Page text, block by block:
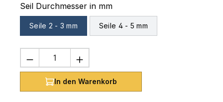
Seil Durchmesser in mmauswählen
Seile 2 - 3 mm Seile 4 - 5 mm
Produkt Anzahl: Gib den
In den Warenkorb